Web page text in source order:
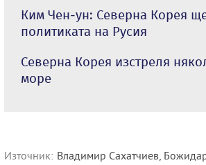
Ким Чен-ун: Северна Корея
политиката на Русия
Северна Корея изстреля
море
Източник: Владимир Сахатчиев,